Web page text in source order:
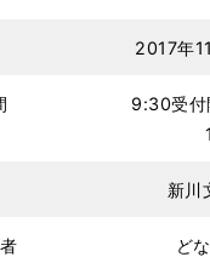
2017年
9:30受付
新川
ど